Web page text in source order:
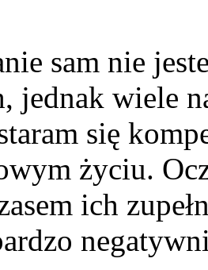
sam nie
jednak wiele
się
życiu.
ich